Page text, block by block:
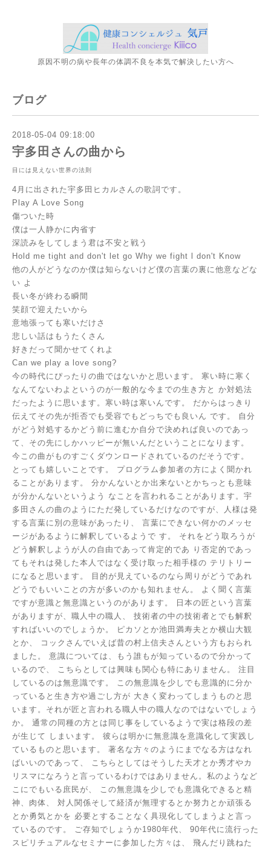
原因不明の病や長年の体調不良を本気で解決したい方へ
ブログ
2018-05-04 09:18:00
宇多田さんの曲から
目には見えない世界の法則
4月に出された宇多田ヒカルさんの歌詞です。
Play A Love Song
傷ついた時
僕は一人静かに内省す
深読みをしてしまう君は不安と戦う
Hold me tight and don't let go Why we fight l don't Know
他の人がどうなのか僕は知らないけど僕の言葉の裏に他意などな
い よ
長い冬が終わる瞬間
笑顔で迎えたいから
意地張っても寒いだけさ
悲しい話はもうたくさん
好きだって聞かせてくれよ
Can we play a love song?
今の時代にぴったりの曲ではないかと思います。 寒い時に寒く
なんてないわよというのが一般的な今までの生き方と か対処法
だったように思います。寒い時は寒いんです。 だからはっきり
伝えてその先が拒否でも受容でもどっちでも良いん です。 自分
がどう対処するかどう前に進むか自分で決めれば良いのであっ
て、その先にしかハッピーが無いんだということになります。
今この曲がものすごくダウンロードされているのだそうです。
とっても嬉しいことです。 プログラム参加者の方によく聞かれ
ることがあります。 分かんないとか出来ないとかちっとも意味
が分かんないというよう なことを言われることがあります。宇
多田さんの曲のようにただ発しているだけなのですが、人様は発
する言葉に別の意味があったり、 言葉にできない何かのメッセ
ージがあるように解釈しているようで す。 それをどう取ろうが
どう解釈しようが人の自由であって肯定的であ
り否定的であっ
てもそれは発した本人ではなく受け取った相手様の テリトリー
になると思います。
目的が見えているのなら周りがどうであれ
どうでもいいことの方が多いのかも知れません。
よく聞く言葉
ですが意識と無意識というのがあります。
日本の匠という言葉
がありますが、職人中の職人、 技術者の中の技術者とでも解釈
すればいいのでしょうか。
ピカソとか池田満寿夫とか横山大観
とか、
コックさんでいえば昔の村上信夫さんという方もおられ
ました。 意識については、もう誰もが知っているので分かって
いるので、
こちらとしては興味も関心も特にありません。 注目
しているのは無意識です。
この無意識を少しでも意識的に分か
っていると生き方や過ごし方が 大きく変わってしまうものと思
います。それが匠と言われる職人中の職人なのではないでしょう
か。 通常の同種の方とは同じ事をしているようで実は格段の差
が生じて
しまいます。 彼らは明かに無意識を意識化して実践し
ているものと思います。 著名な方々のようにまでなる方はなれ
ばいいのであって、
こちらとしてはそうした天才とか秀才やカ
リスマになろうと言っているわけではありません。私のようなど
こにでもいる庶民が、
この無意識を少しでも意識化できると精
神、肉体、 対人関係そして経済が無理するとか努力とか頑張る
とか勇気とかを 必要とすることなく具現化してしまうよと言っ
ているのです。
ご存知でしょうか1980年代、 90年代に流行った
スピリチュアルなセミナーに参加した方々は、 飛んだり跳ねた